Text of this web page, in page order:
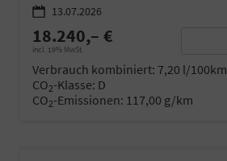
13.07.2026
18.240,– €
incl. 19% MwSt.
Verbrauch kombiniert: 7,20 l/100km
CO2-Klasse: D
CO2-Emissionen: 117,00 g/km